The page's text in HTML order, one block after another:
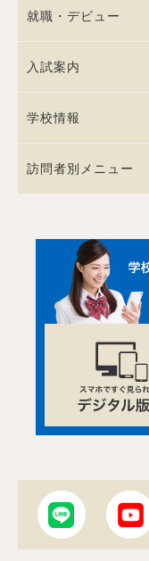
就職・デビュー
入試案内
学校情報
訪問者別メニュー